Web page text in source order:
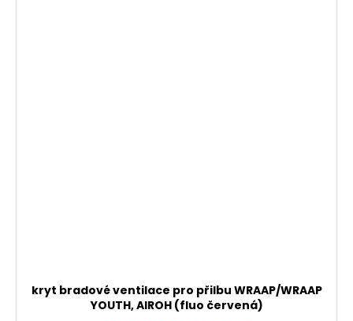
kryt bradové ventilace pro přilbu WRAAP/WRAAP
YOUTH, AIROH (fluo červená)